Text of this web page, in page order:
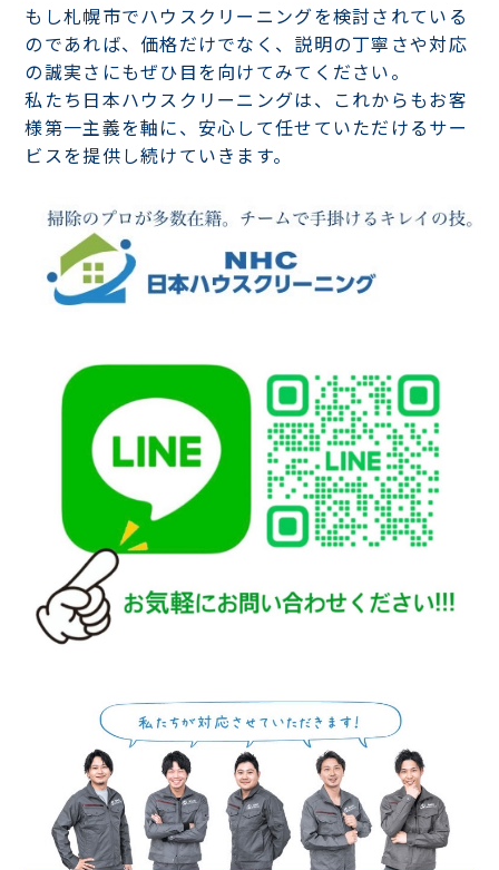
もし札幌市でハウスクリーニングを検討されている
のであれば、価格だけでなく、説明の丁寧さや対応
の誠実さにもぜひ目を向けてみてください。
私たち日本ハウスクリーニングは、これからもお客
様第一主義を軸に、安心して任せていただけるサー
ビスを提供し続けていきます。